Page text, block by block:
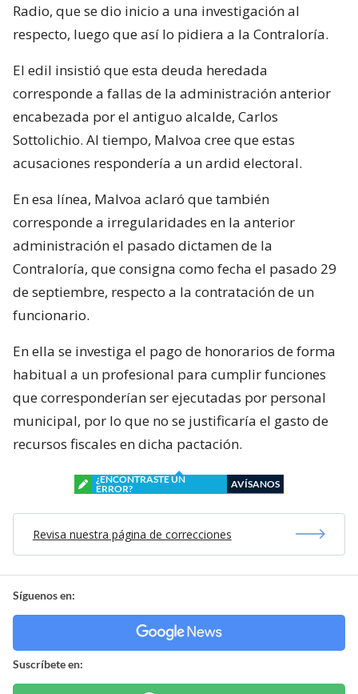
Radio, que se dio inicio a una investigación al
respecto, luego que así lo pidiera a la Contraloría.
El edil insistió que esta deuda heredada
corresponde a fallas de la administración anterior
encabezada por el antiguo alcalde, Carlos
Sottolichio. Al tiempo, Malvoa cree que estas
acusaciones respondería a un ardid electoral.
En esa línea, Malvoa aclaró que también
corresponde a irregularidades en la anterior
administración el pasado dictamen de la
Contraloría, que consigna como fecha el pasado 29
de septiembre, respecto a la contratación de un
funcionario.
En ella se investiga el pago de honorarios de forma
habitual a un profesional para cumplir funciones
que corresponderían ser ejecutadas por personal
municipal, por lo que no se justificaría el gasto de
recursos fiscales en dicha pactación.
¿ENCONTRASTE UN
ERROR?
AVÍSANOS
Revisa nuestra página de correcciones
Síguenos en:
Suscríbete en: